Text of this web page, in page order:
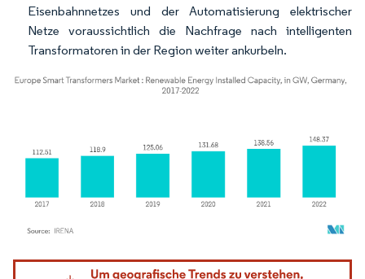
Eisenbahnnetzes und der Automatisierung elektrischer
Netze voraussichtlich die Nachfrage nach intelligenten
Transformatoren in der Region weiter ankurbeln.
Bild © Mordor Intelligence. Wiederverwendung erfordert Namensnennung gemäß